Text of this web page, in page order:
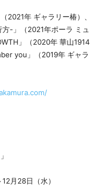
2021年 ギャラリー椿）、
-」（2021年ポーラ ミュ
」（2020年 華山1914
you」（2019年 ギャラ
月28日（水）